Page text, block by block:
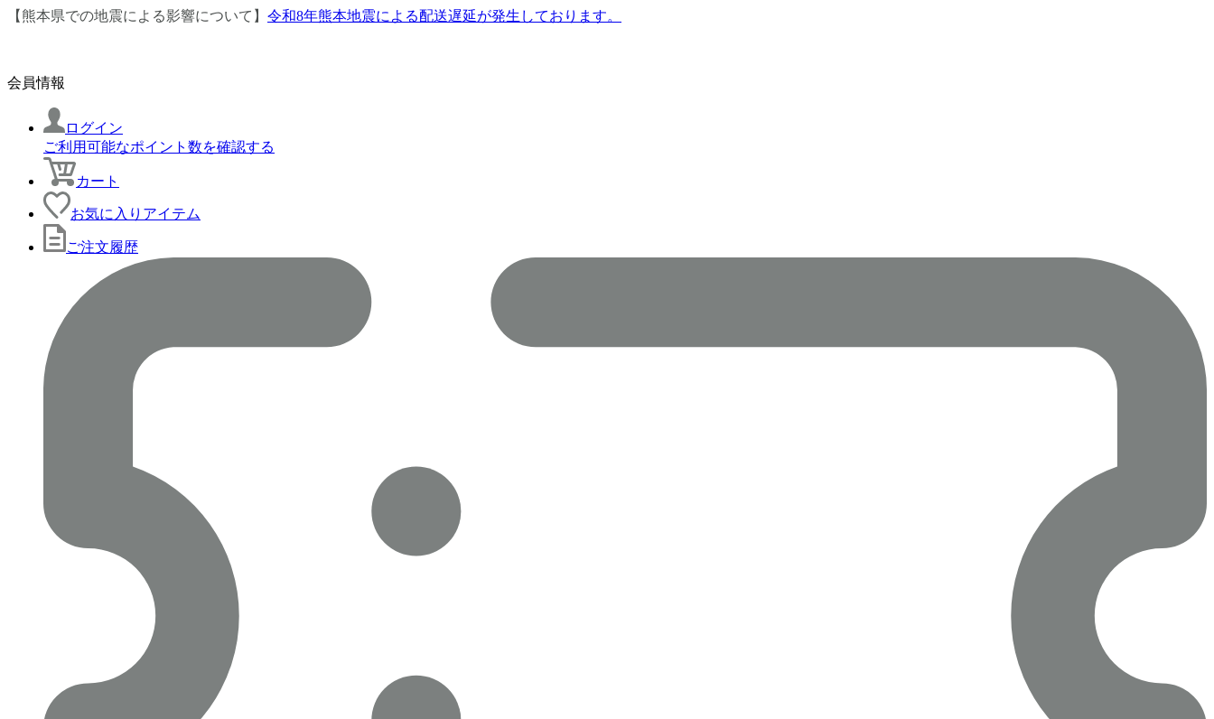
【熊本県での地震による影響について】 令和8年熊本地震による配送遅延が発生しております。
会員情報
ログイン
ご利用可能なポイント数を確認する
カート
お気に入りアイテム
ご注文履歴